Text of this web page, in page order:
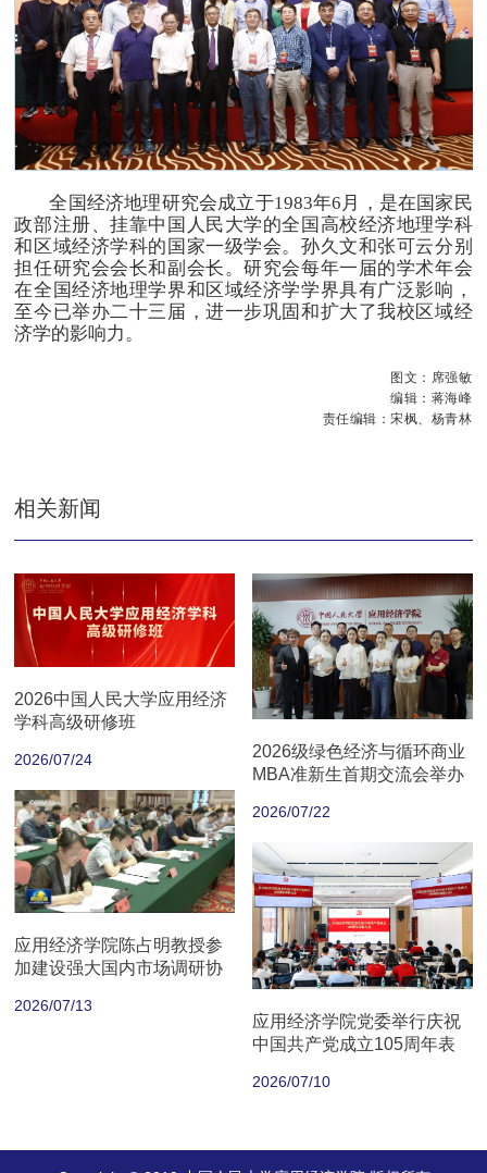
全国经济地理研究会成立于1983年6月，是在国家民
政部注册、挂靠中国人民大学的全国高校经济地理学科
和区域经济学科的国家一级学会。孙久文和张可云分别
担任研究会会长和副会长。研究会每年一届的学术年会
在全国经济地理学界和区域经济学学界具有广泛影响，
至今已举办二十三届，进一步巩固和扩大了我校区域经
济学的影响力。
图文：席强敏
编辑：蒋海峰
责任编辑：宋枫、杨青林
相关新闻
2026中国人民大学应用经济
学科高级研修班
2026/07/24
2026级绿色经济与循环商业
MBA准新生首期交流会举办
2026/07/22
应用经济学院陈占明教授参
加建设强大国内市场调研协
2026/07/13
应用经济学院党委举行庆祝
中国共产党成立105周年表
2026/07/10